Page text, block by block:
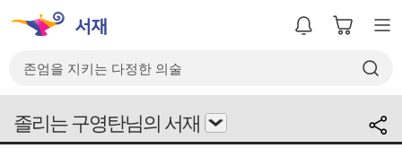
졸리는 구영탄님의 서재